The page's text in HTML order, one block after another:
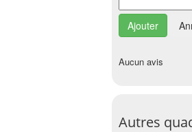
Aucun avis
Autres